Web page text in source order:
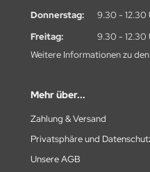
Donnerstag:
9.30 - 12.30
Freitag:
9.30 - 12.30
Weitere Informationen zu den
Mehr über...
Zahlung & Versand
Privatsphäre und
Unsere AGB
PEEP
ARCHERY